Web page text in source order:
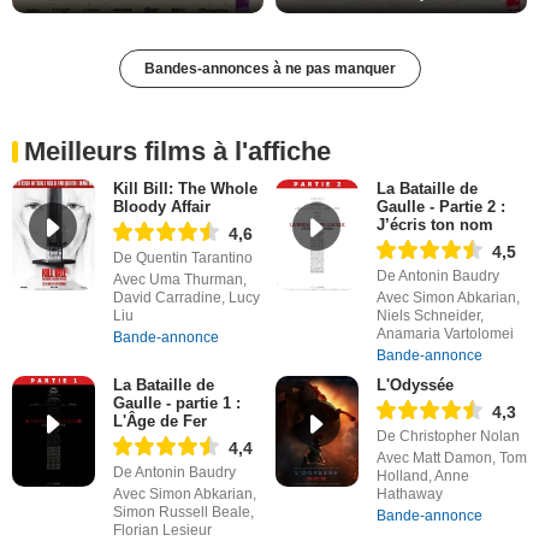
Bandes-annonces à ne pas manquer
Meilleurs films à l'affiche
Kill Bill: The Whole
Bloody Affair
4,6
De Quentin Tarantino
Avec Uma Thurman,
David Carradine, Lucy
Liu
Bande-annonce
La Bataille de
Gaulle - Partie 2 :
J’écris ton nom
4,5
De Antonin Baudry
Avec Simon Abkarian,
Niels Schneider,
Anamaria Vartolomei
Bande-annonce
La Bataille de
Gaulle - partie 1 :
L'Âge de Fer
4,4
De Antonin Baudry
Avec Simon Abkarian,
Simon Russell Beale,
Florian Lesieur
L'Odyssée
4,3
De Christopher Nolan
Avec Matt Damon, Tom
Holland, Anne
Hathaway
Bande-annonce